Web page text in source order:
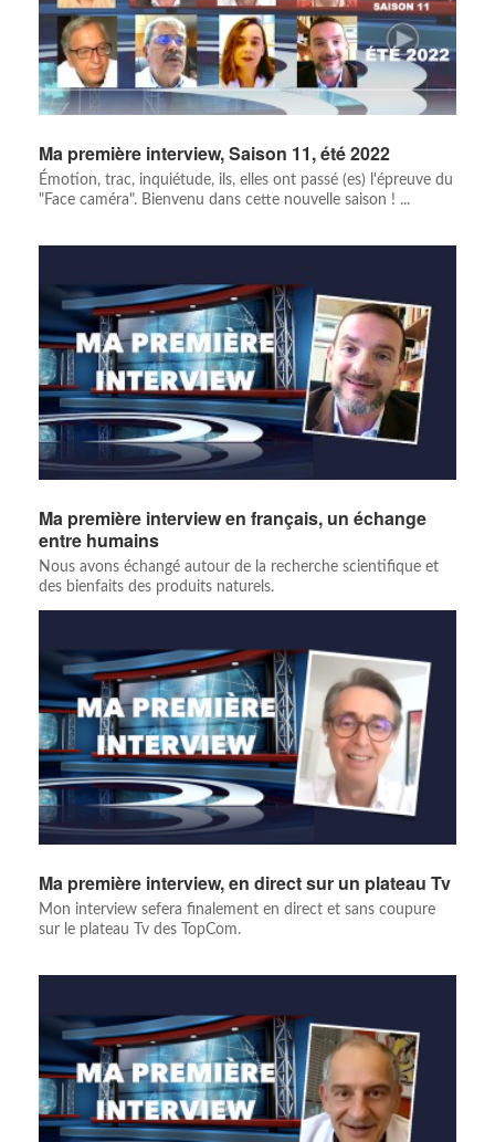
Ma première interview, Saison 11, été 2022
Émotion, trac, inquiétude, ils, elles ont passé (es) l'épreuve du
"Face caméra". Bienvenu dans cette nouvelle saison ! ...
Ma première interview en français, un échange
entre humains
Nous avons échangé autour de la recherche scientifique et
des bienfaits des produits naturels.
Ma première interview, en direct sur un plateau Tv
Mon interview sefera finalement en direct et sans coupure
sur le plateau Tv des TopCom.